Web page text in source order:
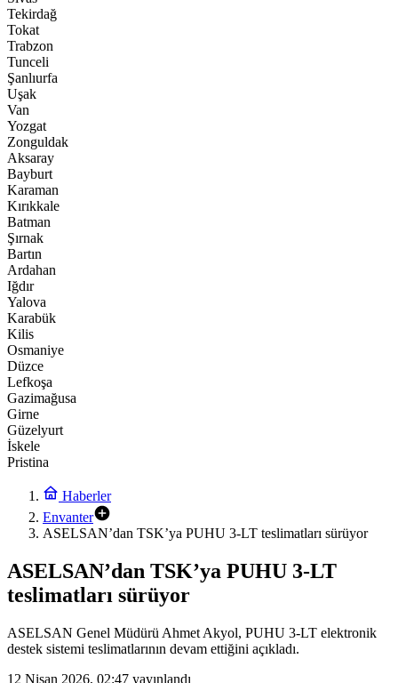
Tekirdağ
Tokat
Trabzon
Tunceli
Şanlıurfa
Uşak
Van
Yozgat
Zonguldak
Aksaray
Bayburt
Karaman
Kırıkkale
Batman
Şırnak
Bartın
Ardahan
Iğdır
Yalova
Karabük
Kilis
Osmaniye
Düzce
Lefkoşa
Gazimağusa
Girne
Güzelyurt
İskele
Pristina
Haberler
Envanter
ASELSAN’dan TSK’ya PUHU 3-LT teslimatları sürüyor
ASELSAN’dan TSK’ya PUHU 3-LT
teslimatları sürüyor
ASELSAN Genel Müdürü Ahmet Akyol, PUHU 3-LT elektronik
destek sistemi teslimatlarının devam ettiğini açıkladı.
12 Nisan 2026, 02:47 yayınlandı